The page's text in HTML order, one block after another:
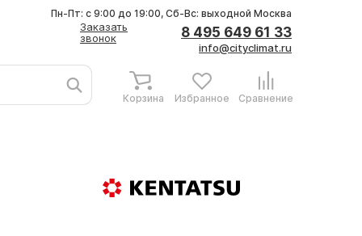
Заказать
звонок
8 495 649 61 33
info@cityclimat.ru
Пн-Пт: с 9:00 до 19:00, Сб-Вс: выходной Москва
Корзина Избранное Сравнение